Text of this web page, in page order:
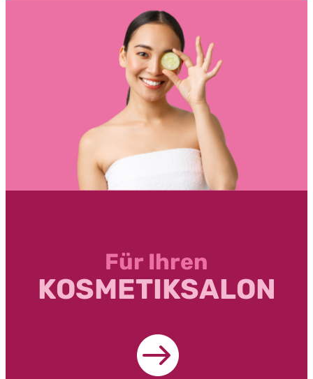
Für Ihren
KOSMETIKSALON
